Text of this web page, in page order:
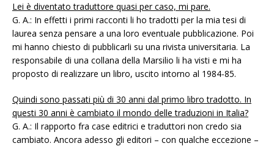
Lei è diventato traduttore quasi per caso, mi pare.
G. A.: In effetti i primi racconti li ho tradotti per la mia tesi di
laurea senza pensare a una loro eventuale pubblicazione. Poi
mi hanno chiesto di pubblicarli su una rivista universitaria. La
responsabile di una collana della Marsilio li ha visti e mi ha
proposto di realizzare un libro, uscito intorno al 1984-85.
Quindi sono passati più di 30 anni dal primo libro tradotto. In
questi 30 anni è cambiato il mondo delle traduzioni in Italia?
G. A.: Il rapporto fra case editrici e traduttori non credo sia
cambiato. Ancora adesso gli editori – con qualche eccezione –